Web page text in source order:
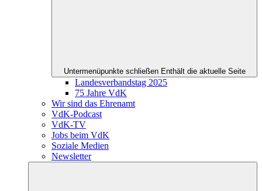
Untermenüpunkte schließen Enthält die aktuelle Seite
Landesverbandstag 2025
75 Jahre VdK
Wir sind das Ehrenamt
VdK-Podcast
VdK-TV
Jobs beim VdK
Soziale Medien
Newsletter